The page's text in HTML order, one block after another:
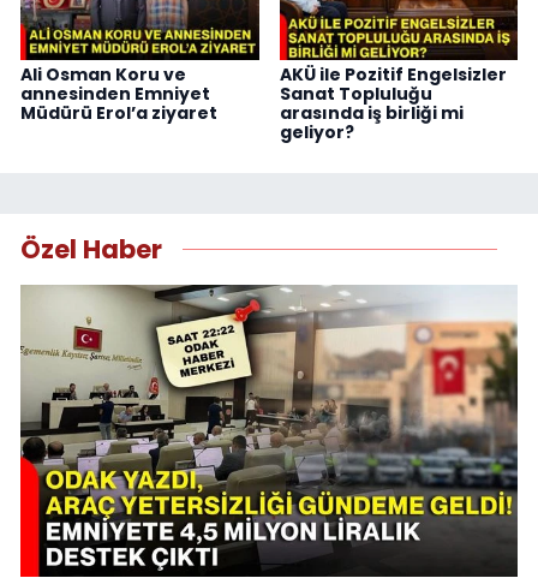
Ali Osman Koru ve
annesinden Emniyet
Müdürü Erol’a ziyaret
AKÜ ile Pozitif Engelsizler
Sanat Topluluğu
arasında iş birliği mi
geliyor?
Özel Haber